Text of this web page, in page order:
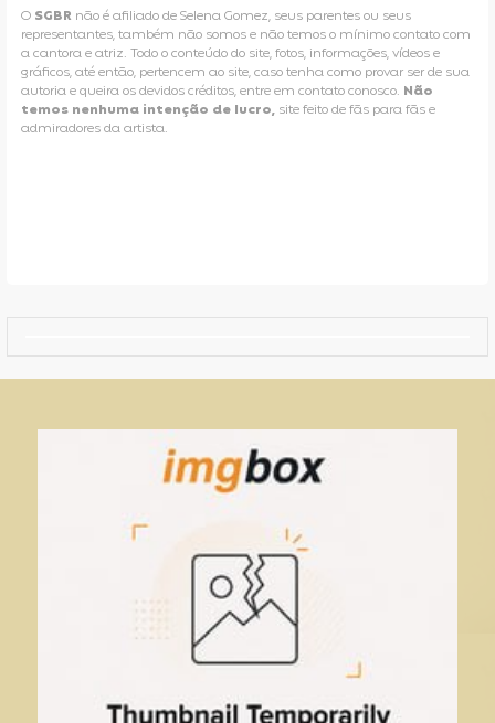
O SGBR não é afiliado de Selena Gomez, seus parentes ou seus
representantes, também não somos e não temos o mínimo contato com
a cantora e atriz. Todo o conteúdo do site, fotos, informações, vídeos e
gráficos, até então, pertencem ao site, caso tenha como provar ser de sua
autoria e queira os devidos créditos, entre em contato conosco. Não
temos nenhuma intenção de lucro, site feito de fãs para fãs e
admiradores da artista.